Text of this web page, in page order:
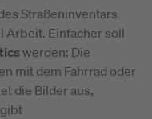
Straßeninventars
Arbeit. Einfacher soll
werden: Die
mit dem Fahrrad oder
die Bilder aus,